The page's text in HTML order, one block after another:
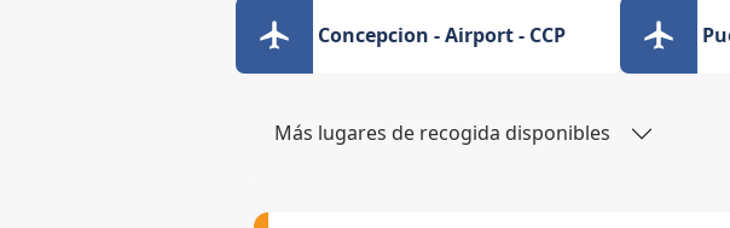
Concepcion - Airport - CCP
Más lugares de recogida disponibles